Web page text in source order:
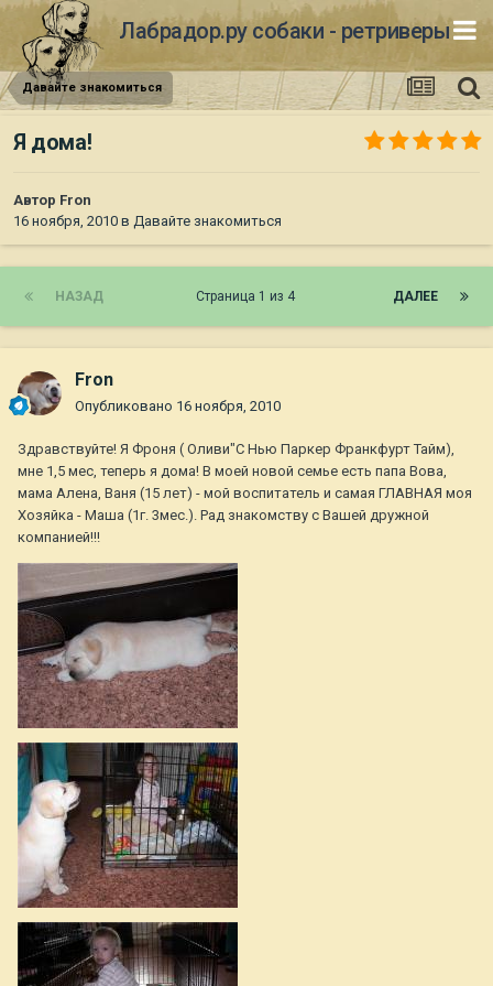
Лабрадор.ру собаки - ретриверы
Давайте знакомиться
Я дома!
Автор Fron
16 ноября, 2010 в Давайте знакомиться
НАЗАД ДАЛЕЕ
Страница 1 из 4
Fron
Опубликовано 16 ноября, 2010
Здравствуйте! Я Фроня ( Оливи"С Нью Паркер Франкфурт Тайм),
мне 1,5 мес, теперь я дома! В моей новой семье есть папа Вова,
мама Алена, Ваня (15 лет) - мой воспитатель и самая ГЛАВНАЯ моя
Хозяйка - Маша (1г. 3мес.). Рад знакомству с Вашей дружной
компанией!!!